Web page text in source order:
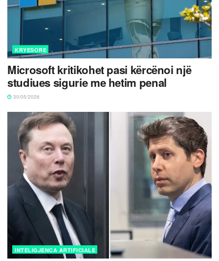
KRYESORE
Microsoft kritikohet pasi kërcënoi një
studiues sigurie me hetim penal
30/05/2026
INTELIGJENCA ARTIFICIALE